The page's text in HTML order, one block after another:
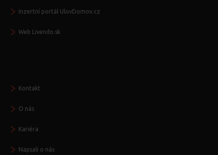
Inzertní portál UlovDomov.cz
Web Livendo.sk
Kontakt
O nás
Kariéra
Napsali o nás